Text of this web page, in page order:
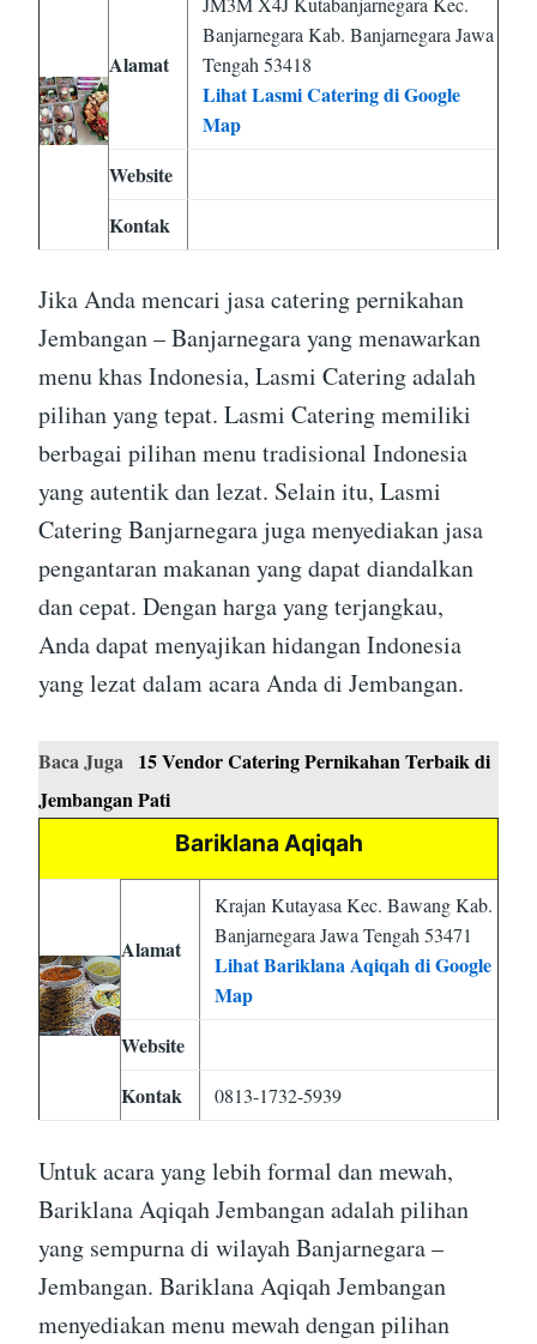
Alamat
Banjarnegara Kab. Banjarnegara Jawa
Tengah 53418
Lihat Lasmi Catering di Google
Map
Website
Kontak
Jika Anda mencari jasa catering pernikahan
Jembangan – Banjarnegara yang menawarkan
menu khas Indonesia, Lasmi Catering adalah
pilihan yang tepat. Lasmi Catering memiliki
berbagai pilihan menu tradisional Indonesia
yang autentik dan lezat. Selain itu, Lasmi
Catering Banjarnegara juga menyediakan jasa
pengantaran makanan yang dapat diandalkan
dan cepat. Dengan harga yang terjangkau,
Anda dapat menyajikan hidangan Indonesia
yang lezat dalam acara Anda di Jembangan.
Baca Juga 15 Vendor Catering Pernikahan Terbaik di
Jembangan Pati
Bariklana Aqiqah
Alamat
Krajan Kutayasa Kec. Bawang Kab.
Banjarnegara Jawa Tengah 53471
Lihat Bariklana Aqiqah di Google
Map
Website
Kontak
0813-1732-5939
Untuk acara yang lebih formal dan mewah,
Bariklana Aqiqah Jembangan adalah pilihan
yang sempurna di wilayah Banjarnegara –
Jembangan. Bariklana Aqiqah Jembangan
menyediakan menu mewah dengan pilihan